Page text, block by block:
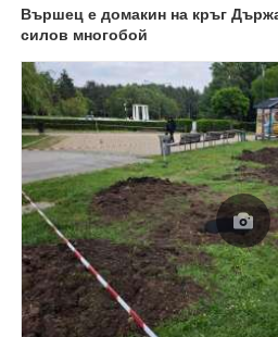
Вършец е домакин на кръг
силов многобой